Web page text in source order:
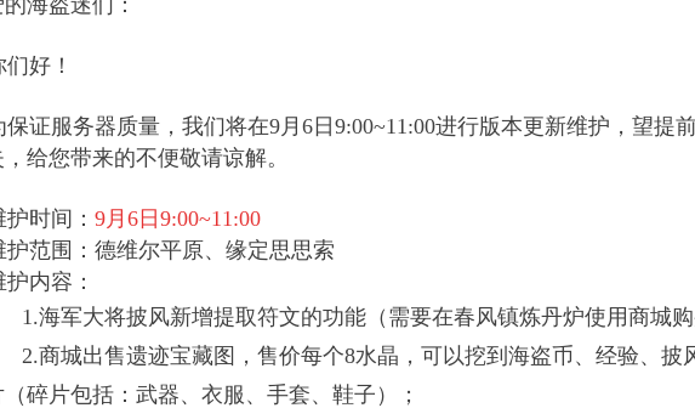
海盗迷们：
好！
证服务器质量，我们将在9月6日9:00~11:00进行版本更新维护，望提
给您带来的不便敬请谅解。
时间： 9月6日9:00~11:00
范围：德维尔平原、缘定思思索
内容：
军大将披风新增提取符文的功能（需要在春风镇炼丹炉使用商城购
2.商城出售遗迹宝藏图，售价每个8水晶，可以挖到海盗币、经验、披
碎片包括：武器、衣服、手套、鞋子）；